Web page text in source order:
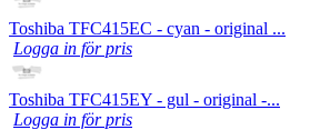
Toshiba TFC415EC - cyan - original ...
Logga in för pris
Toshiba TFC415EY - gul - original -...
Logga in för pris